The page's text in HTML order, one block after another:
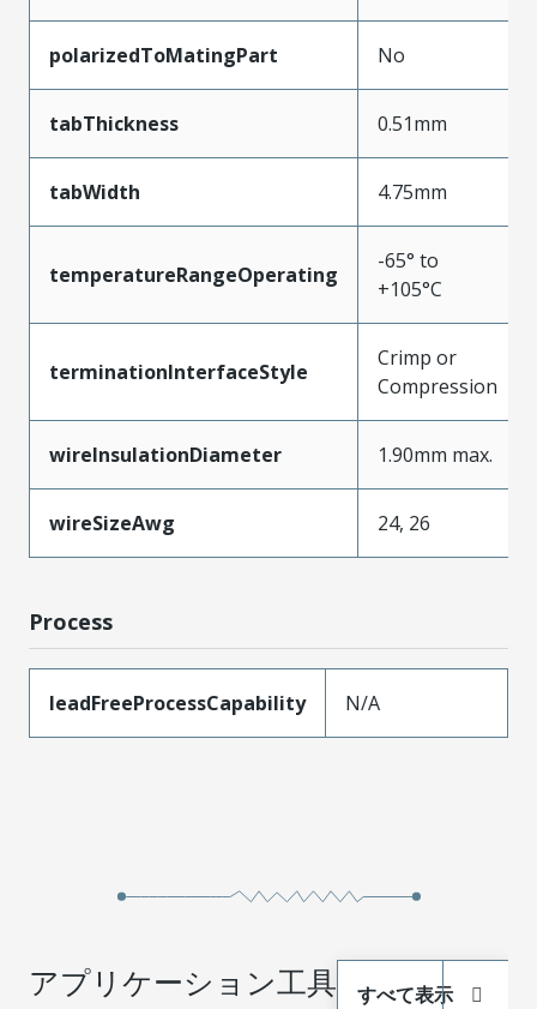
polarizedToMatingPart No
tabThickness 0.51mm
tabWidth 4.75mm
temperatureRangeOperating
-65° to
+105°C
terminationInterfaceStyle
Crimp or
Compression
wireInsulationDiameter 1.90mm max.
wireSizeAwg 24, 26
Process
leadFreeProcessCapability N/A
アプリケーション工具 すべて表示